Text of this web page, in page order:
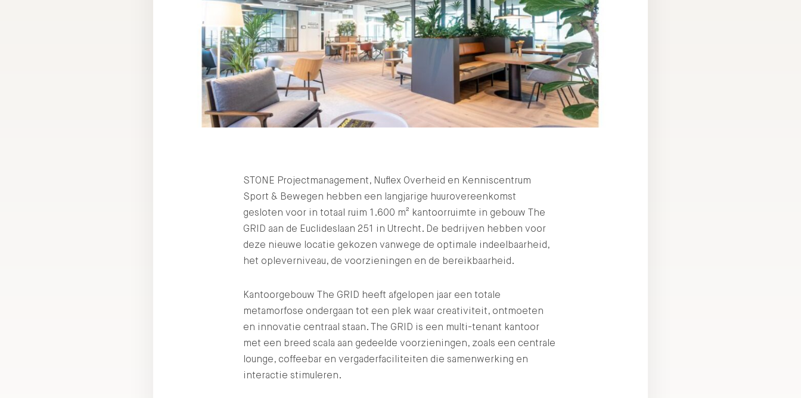
STONE Projectmanagement, Nuflex Overheid en Kenniscentrum
Sport & Bewegen hebben een langjarige huurovereenkomst
gesloten voor in totaal ruim 1.600 m² kantoorruimte in gebouw The
GRID aan de Euclideslaan 251 in Utrecht. De bedrijven hebben voor
deze nieuwe locatie gekozen vanwege de optimale indeelbaarheid,
het opleverniveau, de voorzieningen en de bereikbaarheid.
Kantoorgebouw The GRID heeft afgelopen jaar een totale
metamorfose ondergaan tot een plek waar creativiteit, ontmoeten
en innovatie centraal staan. The GRID is een multi-tenant kantoor
met een breed scala aan gedeelde voorzieningen, zoals een centrale
lounge, coffeebar en vergaderfaciliteiten die samenwerking en
interactie stimuleren.